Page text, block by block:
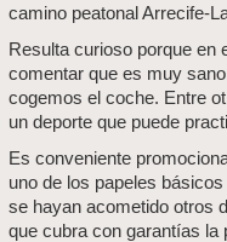
camino peatonal Arrecife-
Resulta curioso porque en
comentar que es muy
cogemos el coche. Entre
un deporte que puede
Es conveniente
uno de los papeles
se hayan acometido otros
que cubra con garantías la